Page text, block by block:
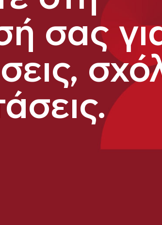
σας